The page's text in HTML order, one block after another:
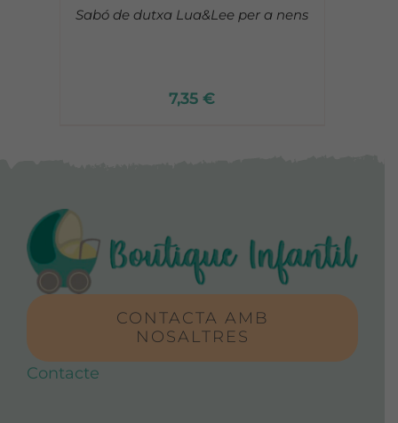
Sabó de dutxa Lua&Lee per a nens
7,35€
CONTACTA AMB
NOSALTRES
Contacte